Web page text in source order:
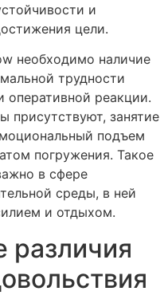
и
цели.
необходимо наличие
трудности
оперативной реакции.
присутствуют, занятие
подъем
погружения. Такое
в сфере
среды, в ней
и отдыхом.
различия